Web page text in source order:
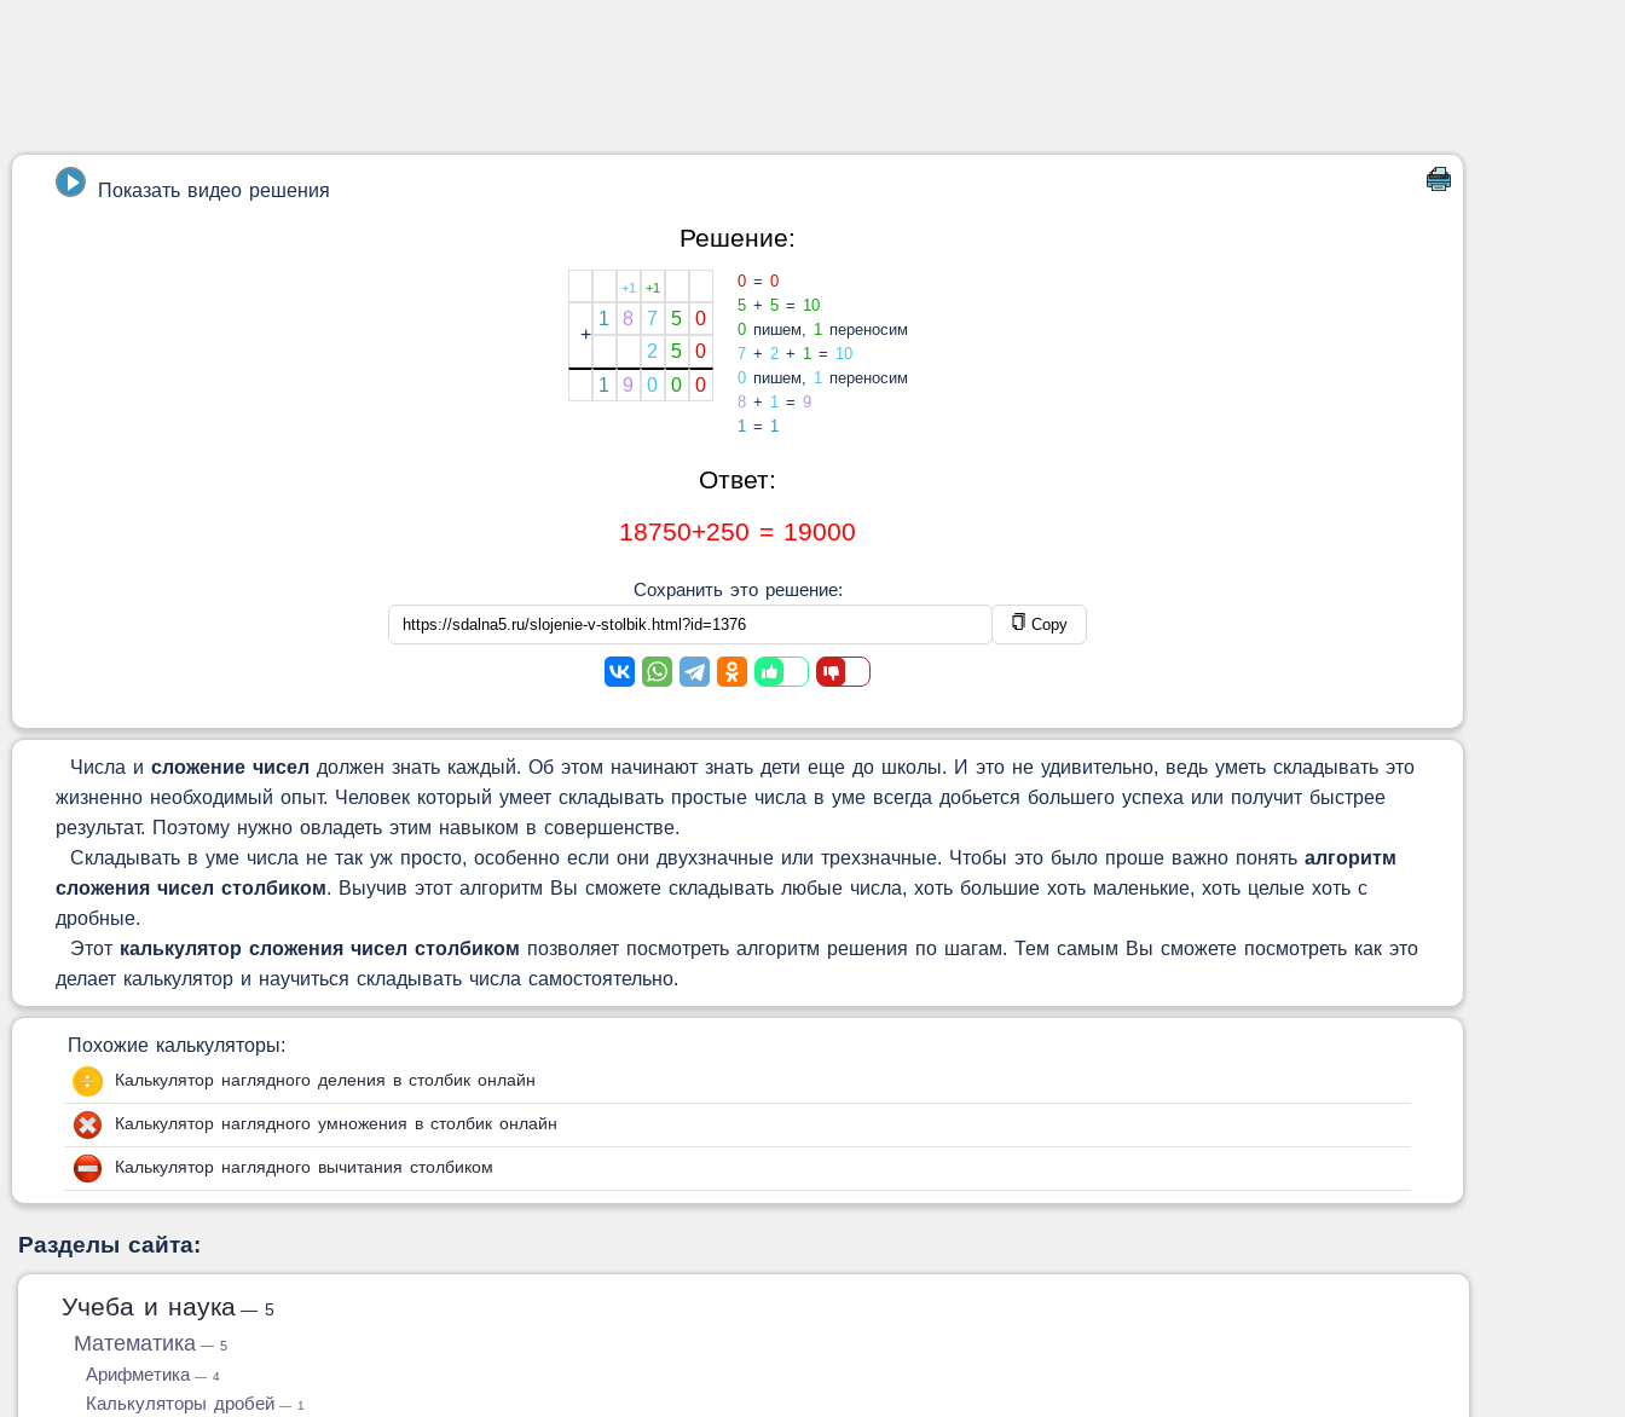
Показать видео решения
Решение:
+1 +1
+
1 8 7 5
0
2
5
0
1
9 0 0 0
0= 0
5+ 5= 10
0пишем, 1переносим
7+ 2+ 1= 10
0пишем, 1переносим
8+ 1= 9
1= 1
Ответ:
18750+250 = 19000
Сохранить это решение:
Copy
Числа и сложение чисел должен знать каждый. Об этом начинают знать дети еще до школы. И это не удивительно, ведь уметь складывать это
жизненно необходимый опыт. Человек который умеет складывать простые числа в уме всегда добьется большего успеха или получит быстрее
результат. Поэтому нужно овладеть этим навыком в совершенстве.
Складывать в уме числа не так уж просто, особенно если они двухзначные или трехзначные. Чтобы это было проше важно понять алгоритм
сложения чисел столбиком. Выучив этот алгоритм Вы сможете складывать любые числа, хоть большие хоть маленькие, хоть целые хоть с
дробные.
Этот калькулятор сложения чисел столбиком позволяет посмотреть алгоритм решения по шагам. Тем самым Вы сможете посмотреть как это
делает калькулятор и научиться складывать числа самостоятельно.
Похожие калькуляторы:
Калькулятор наглядного деления в столбик онлайн
Калькулятор наглядного умножения в столбик онлайн
Калькулятор наглядного вычитания столбиком
Разделы сайта:
Учеба и наука — 5
Математика — 5
Арифметика — 4
Калькуляторы дробей — 1